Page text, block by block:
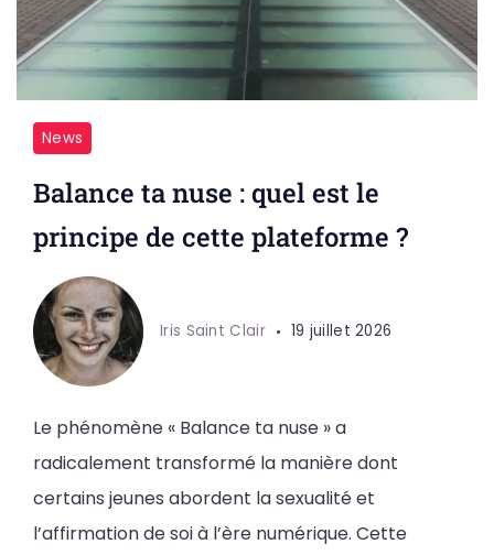
News
Balance ta nuse : quel est le
principe de cette plateforme ?
Iris Saint Clair 19 juillet 2026
Le phénomène « Balance ta nuse » a
radicalement transformé la manière dont
certains jeunes abordent la sexualité et
l’affirmation de soi à l’ère numérique. Cette